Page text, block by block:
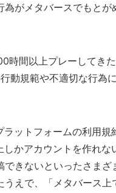
為がメタバースでもとが
時間以上プレーしてき
動規範や不適切な行為
ットフォームの利用規
しかアカウントを作れな
できないといったさまざ
うえで、「メタバース上